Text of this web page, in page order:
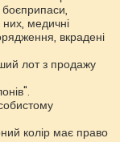
медичні
вкрадені
лот з продажу
колір має право